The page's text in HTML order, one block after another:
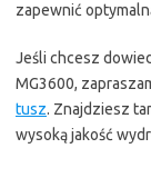
zapewnić
Jeśli chcesz
MG3600,
tusz. Znajdziesz
wysoką jakość